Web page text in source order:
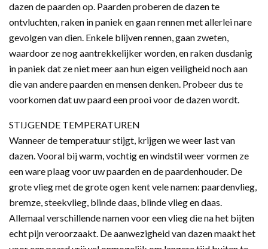
dazen de paarden op. Paarden proberen de dazen te
ontvluchten, raken in paniek en gaan rennen met allerlei nare
gevolgen van dien. Enkele blijven rennen, gaan zweten,
waardoor ze nog aantrekkelijker worden, en raken dusdanig
in paniek dat ze niet meer aan hun eigen veiligheid noch aan
die van andere paarden en mensen denken. Probeer dus te
voorkomen dat uw paard een prooi voor de dazen wordt.
STIJGENDE TEMPERATUREN
Wanneer de temperatuur stijgt, krijgen we weer last van
dazen. Vooral bij warm, vochtig en windstil weer vormen ze
een ware plaag voor uw paarden en de paardenhouder. De
grote vlieg met de grote ogen kent vele namen: paardenvlieg,
bremze, steekvlieg, blinde daas, blinde vlieg en daas.
Allemaal verschillende namen voor een vlieg die na het bijten
echt pijn veroorzaakt. De aanwezigheid van dazen maakt het